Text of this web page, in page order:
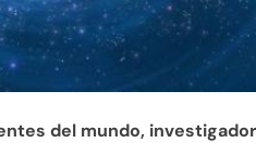
del mundo,